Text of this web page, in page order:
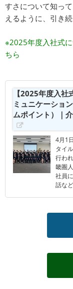
すさについて知っ
えるように、引き
※2025年度入社式
ちら
【2025年度入
ミュニケーショ
ムポイント）｜
4月1
タイ
行わ
畿圏
社員
話な